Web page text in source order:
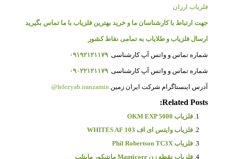
فلزیاب ارزان
جهت ارتباط با کارشناسان ما و خرید بهترین فلزیاب با ما تماس بگیرید
ارسال فلزیاب و طلایاب به تمامی نقاط کشور
شماره تماس و واتس آپ کارشناسی ۰۹۱۹۲۱۲۱۱۷۹
شماره تماس و واتس آپ کارشناسی ۰۹۰۲۲۱۲۱۱۷۹
آدرس اینستاگرام شرکت ایران زمین felezyab.iranzamin@
Related Posts:
فلزیاب OKM EXP 5000
فلزیاب وایتس ای اف WHITES AF 103
فلزیاب Phil Robertson TC3X
فلزیاب نقطه زن Manticore مانتیکور ماینلب